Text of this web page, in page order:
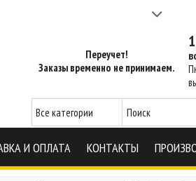
3 часа - SM Харьков
Переучет!
Заказы временно не принимаем.
И ОПЛАТА КОНТАКТЫ